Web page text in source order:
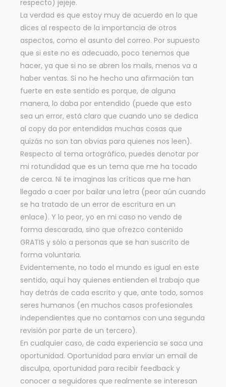
respecto) jejeje.
La verdad es que estoy muy de acuerdo en lo que
dices al respecto de la importancia de otros
aspectos, como el asunto del correo. Por supuesto
que si este no es adecuado, poco tenemos que
hacer, ya que si no se abren los mails, menos va a
haber ventas. Si no he hecho una afirmación tan
fuerte en este sentido es porque, de alguna
manera, lo daba por entendido (puede que esto
sea un error, está claro que cuando uno se dedica
al copy da por entendidas muchas cosas que
quizás no son tan obvias para quienes nos leen).
Respecto al tema ortográfico, puedes denotar por
mi rotundidad que es un tema que me ha tocado
de cerca. Ni te imaginas las críticas que me han
llegado a caer por bailar una letra (peor aún cuando
se ha tratado de un error de escritura en un
enlace). Y lo peor, yo en mi caso no vendo de
forma descarada, sino que ofrezco contenido
GRATIS y sólo a personas que se han suscrito de
forma voluntaria.
Evidentemente, no todo el mundo es igual en este
sentido, aquí hay quienes entienden el trabajo que
hay detrás de cada escrito y que, ante todo, somos
seres humanos (en muchos casos profesionales
independientes que no contamos con una segunda
revisión por parte de un tercero).
En cualquier caso, de cada experiencia se saca una
oportunidad. Oportunidad para enviar un email de
disculpa, oportunidad para recibir feedback y
conocer a seguidores que realmente se interesan